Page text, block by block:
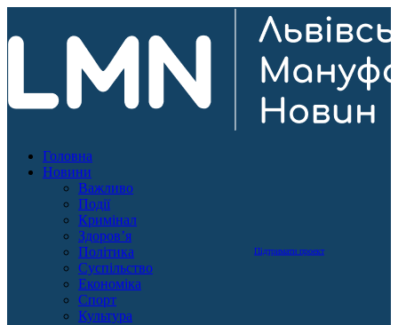
Підтримати проект
Головна
Новини
Важливо
Події
Кримінал
Здоров’я
Політика
Суспільство
Економіка
Спорт
Культура